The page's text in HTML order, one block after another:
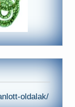
oldalak/